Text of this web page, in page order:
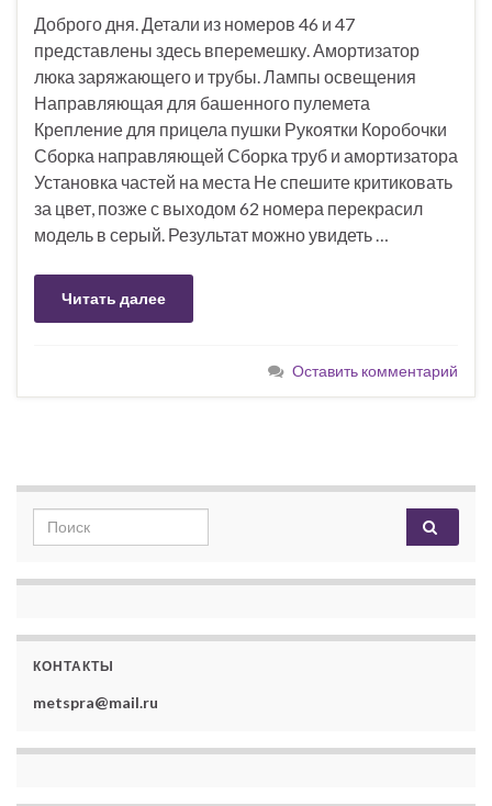
Доброго дня. Детали из номеров 46 и 47
представлены здесь вперемешку. Амортизатор
люка заряжающего и трубы. Лампы освещения
Направляющая для башенного пулемета
Крепление для прицела пушки Рукоятки Коробочки
Сборка направляющей Сборка труб и амортизатора
Установка частей на места Не спешите критиковать
за цвет, позже с выходом 62 номера перекрасил
модель в серый. Результат можно увидеть …
Читать далее
Оставить комментарий
Search for:
КОНТАКТЫ
metspra@mail.ru